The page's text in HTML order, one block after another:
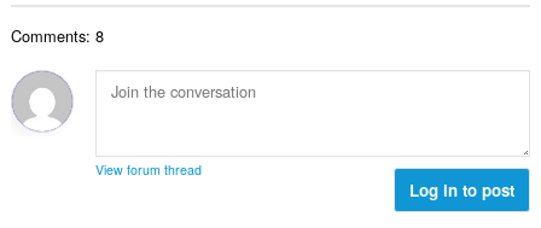
Comments: 8
View forum thread
Log in to post